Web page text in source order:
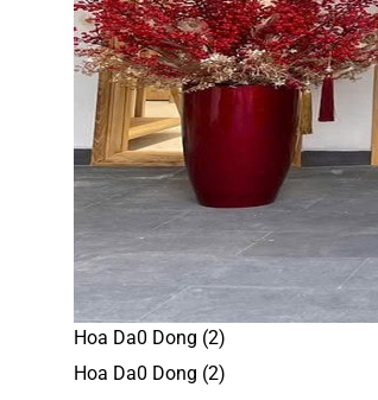
Hoa Da0 Dong (2)
Hoa Da0 Dong (2)